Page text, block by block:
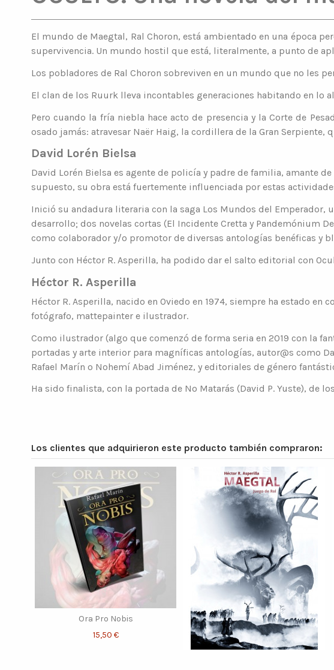
El mundo de Maegtal, Ral Choron, está ambientado en una época
supervivencia. Un mundo hostil que está, literalmente, a punto de
Los pobladores de Ral Choron sobreviven en un mundo que no les
El clan de los Ruurk lleva incontables generaciones habitando en lo
Pero cuando la fría niebla hace acto de presencia y la Corte de
osado jamás: atravesar Naër Haig, la cordillera de la Gran Serpiente,
David Lorén Bielsa
David Lorén Bielsa es agente de policía y padre de familia, amante
supuesto, su obra está fuertemente influenciada por estas
Inició su andadura literaria con la saga Los Mundos del Emperador,
desarrollo; dos novelas cortas (El Incidente Cretta y Pandemónium
como colaborador y/o promotor de diversas antologías benéficas y
Junto con Héctor R. Asperilla, ha podido dar el salto editorial con
Héctor R. Asperilla
Héctor R. Asperilla, nacido en Oviedo en 1974, siempre ha estado
fotógrafo, mattepainter e ilustrador.
Como ilustrador (algo que comenzó de forma seria en 2019 con la
portadas y arte interior para magníficas antologías, autor@s como
Rafael Marín o Nohemí Abad Jiménez, y editoriales de género
Ha sido finalista, con la portada de No Matarás (David P. Yuste), de
Los clientes que adquirieron este producto también compraron:
Ora Pro Nobis
15,50 €